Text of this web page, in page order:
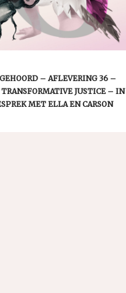
– AFLEVERING 36 –
TRANSFORMATIVE JUSTICE – IN
MET ELLA EN CARSON